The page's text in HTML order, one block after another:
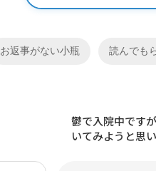
お返事がない小瓶 読んでも
鬱で入院中です
いてみようと思